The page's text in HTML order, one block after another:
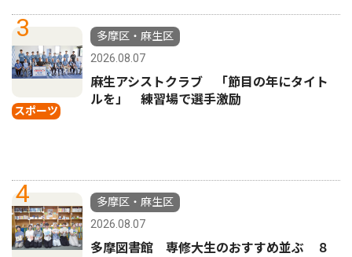
3
スポーツ
多摩区・麻生区
2026.08.07
麻生アシストクラブ 「節目の年にタイト
ルを」 練習場で選手激励
4
多摩区・麻生区
2026.08.07
多摩図書館 専修大生のおすすめ並ぶ ８